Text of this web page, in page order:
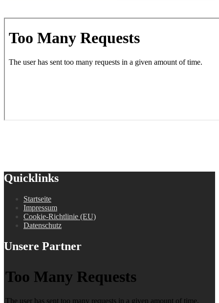
Quicklinks
Startseite
Impressum
Cookie-Richtlinie (EU)
Datenschutz
Unsere Partner